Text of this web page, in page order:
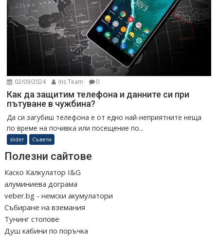
02/09/2024 Ins Team 0
Как да защитим телефона и данните си при
пътуване в чужбина?
Да си загубиш телефона е от едно най-неприятните неща
по време на почивка или посещение по...
slider Съвети
Полезни сайтове
Каско Калкулатор I&G
алуминиева дограма
veber.bg - немски акумулатори
Събиране на вземания
Тунинг стопове
Душ кабини по поръчка